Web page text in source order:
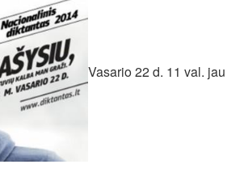
Vasario 22 d. 11 val. jau